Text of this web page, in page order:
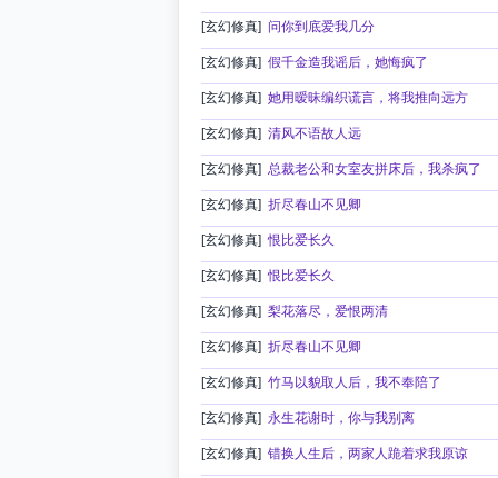
[玄幻修真] 问你到底爱我几分
[玄幻修真] 假千金造我谣后，她悔疯了
[玄幻修真] 她用暧昧编织谎言，将我推向远方
[玄幻修真] 清风不语故人远
[玄幻修真] 总裁老公和女室友拼床后，我杀疯了
[玄幻修真] 折尽春山不见卿
[玄幻修真] 恨比爱长久
[玄幻修真] 恨比爱长久
[玄幻修真] 梨花落尽，爱恨两清
[玄幻修真] 折尽春山不见卿
[玄幻修真] 竹马以貌取人后，我不奉陪了
[玄幻修真] 永生花谢时，你与我别离
[玄幻修真] 错换人生后，两家人跪着求我原谅